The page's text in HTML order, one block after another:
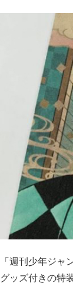
「週刊少年ジャ
グッズ付きの特